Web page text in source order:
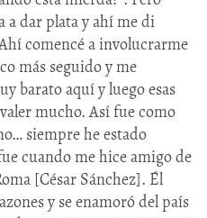
a dar plata y ahí me di
comencé a involucrarme
más seguido y me
barato aquí y luego esas
mucho. Así fue como
siempre he estado
cuando me hice amigo de
[César Sánchez]. Él
y se enamoró del país